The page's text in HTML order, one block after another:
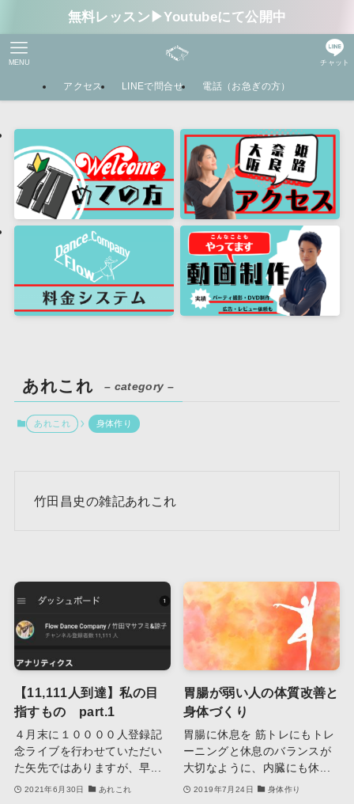
無料レッスン▶︎Youtubeにて公開中
チャット
MENU
アクセス LINEで問合せ 電話（お急ぎの方）
あれこれ – category –
あれこれ 身体作り
竹田昌史の雑記あれこれ
【11,111人到達】私の目
指すもの part.1
４月末に１００００人登録記
念ライブを行わせていただい
た矢先ではありますが、早...
2021年6月30日 あれこれ
胃腸が弱い人の体質改善と
身体づくり
胃腸に休息を 筋トレにもトレ
ーニングと休息のバランスが
大切なように、内臓にも休...
2019年7月24日 身体作り